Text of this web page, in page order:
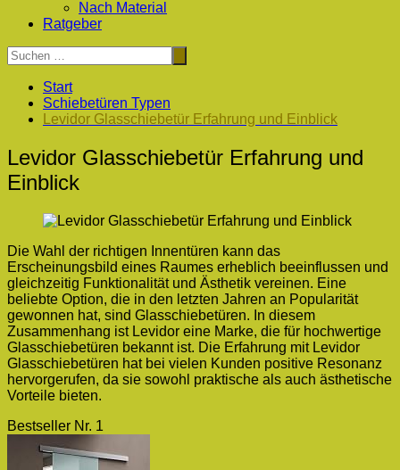
Nach Material
Ratgeber
Start
Schiebetüren Typen
Levidor Glasschiebetür Erfahrung und Einblick
Levidor Glasschiebetür Erfahrung und
Einblick
Die Wahl der richtigen Innentüren kann das
Erscheinungsbild eines Raumes erheblich beeinflussen und
gleichzeitig Funktionalität und Ästhetik vereinen. Eine
beliebte Option, die in den letzten Jahren an Popularität
gewonnen hat, sind Glasschiebetüren. In diesem
Zusammenhang ist Levidor eine Marke, die für hochwertige
Glasschiebetüren bekannt ist. Die Erfahrung mit Levidor
Glasschiebetüren hat bei vielen Kunden positive Resonanz
hervorgerufen, da sie sowohl praktische als auch ästhetische
Vorteile bieten.
Bestseller Nr. 1